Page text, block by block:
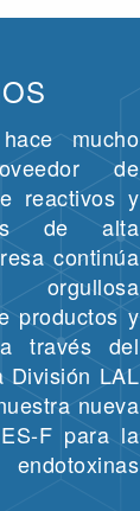
mucho
de
reactivos y
de alta
continúa
orgullosa
productos y
través del
División LAL
nueva
F para la